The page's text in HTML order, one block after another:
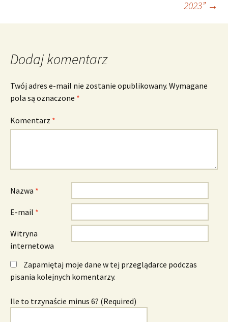
2023” →
Dodaj komentarz
Twój adres e-mail nie zostanie opublikowany. Wymagane
pola są oznaczone *
Komentarz *
Nazwa *
E-mail *
Witryna
internetowa
Zapamiętaj moje dane w tej przeglądarce podczas
pisania kolejnych komentarzy.
Ile to trzynaście minus 6? (Required)